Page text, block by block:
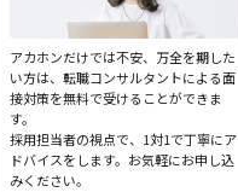
アカホンだけでは不安、万全を期した
い方は、転職コンサルタントによる面
接対策を無料で受けることができま
す。
採用担当者の視点で、1対1で丁寧にア
ドバイスをします。お気軽にお申し込
みください。